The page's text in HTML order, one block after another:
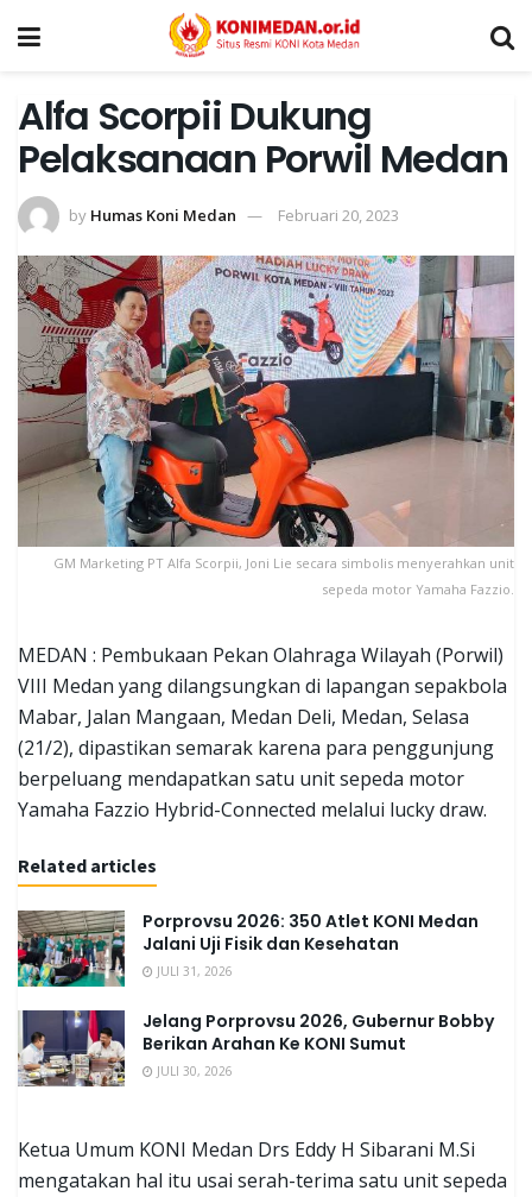
Alfa Scorpii Dukung
Pelaksanaan Porwil Medan
by Humas Koni Medan Februari 20, 2023
GM Marketing PT Alfa Scorpii, Joni Lie secara simbolis menyerahkan unit
sepeda motor Yamaha Fazzio.
MEDAN : Pembukaan Pekan Olahraga Wilayah (Porwil)
VIII Medan yang dilangsungkan di lapangan sepakbola
Mabar, Jalan Mangaan, Medan Deli, Medan, Selasa
(21/2), dipastikan semarak karena para penggunjung
berpeluang mendapatkan satu unit sepeda motor
Yamaha Fazzio Hybrid-Connected melalui lucky draw.
Related articles
Porprovsu 2026: 350 Atlet KONI Medan
Jalani Uji Fisik dan Kesehatan
JULI 31, 2026
Jelang Porprovsu 2026, Gubernur Bobby
Berikan Arahan Ke KONI Sumut
JULI 30, 2026
Ketua Umum KONI Medan Drs Eddy H Sibarani M.Si
mengatakan hal itu usai serah-terima satu unit sepeda